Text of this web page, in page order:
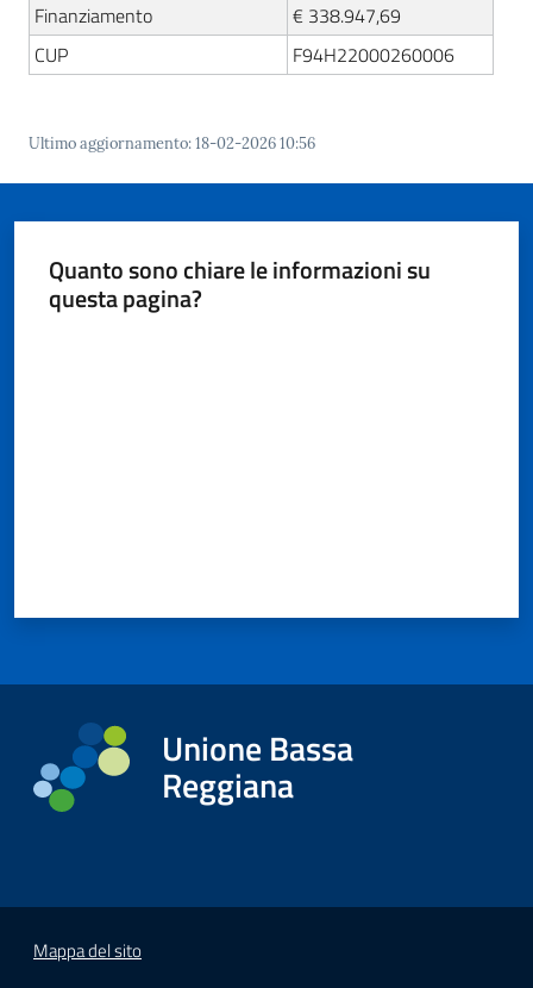
Finanziamento
€ 338.947,69
CUP
F94H22000260006
Ultimo aggiornamento:18-02-2026 10:56
Quanto sono chiare le informazioni su
questa pagina?
Unione Bassa
Reggiana
Mappa del sito